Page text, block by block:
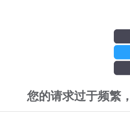
您的请求过于频繁